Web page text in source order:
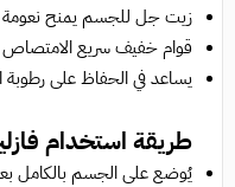
زيت جل للجسم يمنح نعومة
قوام خفيف سريع الامتصاص
يساعد في الحفاظ على رطوبة
طريقة استخدام
يُوضع على الجسم بالكامل